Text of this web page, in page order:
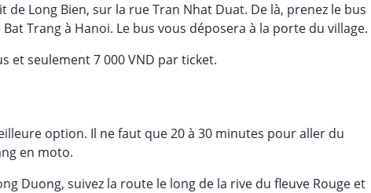
Long Bien, sur la rue Tran Nhat Duat. De là, prenez le bus
Trang à Hanoi. Le bus vous déposera à la porte du village.
et seulement 7 000 VND par ticket.
option. Il ne faut que 20 à 30 minutes pour aller du
en moto.
Duong, suivez la route le long de la rive du fleuve Rouge et